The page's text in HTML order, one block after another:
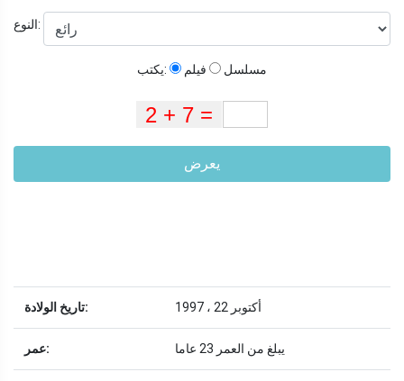
النوع:
يكتب: فيلم مسلسل
يعرض
تاريخ الولادة: 1997 ، 22 أكتوبر
عمر: يبلغ من العمر 23 عاما